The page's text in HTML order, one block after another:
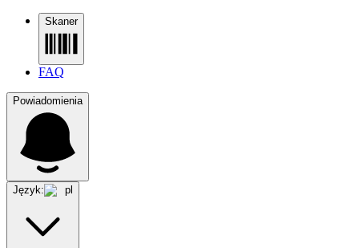
Skaner
FAQ
Powiadomienia
Język: pl